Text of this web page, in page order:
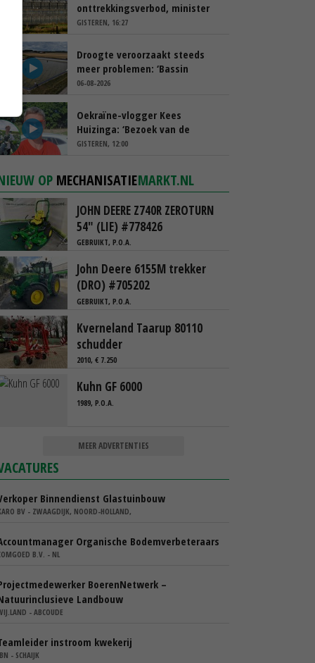
onttrekkingsverbod, minister
spreekt van ‘ondernemersrisico’
GISTEREN, 16:27
Droogte veroorzaakt steeds
meer problemen: ‘Bassin
afgelopen week al leeg’
06-08-2026
Oekraïne-vlogger Kees
Huizinga: ‘Bezoek van de
ambassade mag zelf groente
GISTEREN, 12:00
OP MECHANISATIEMARKT.NL
JOHN DEERE Z740R ZEROTURN
54" (LIE) #778426
GEBRUIKT, P.O.A.
John Deere 6155M trekker
(DRO) #705202
GEBRUIKT, P.O.A.
Kverneland Taarup 80110
schudder
2010, € 7.250
Kuhn GF 6000
1989, P.O.A.
MEER ADVERTENTIES
Binnendienst Glastuinbouw
BV - ZWAAGDIJK, NOORD-HOLLAND,
Organische Bodemverbeteraars
B.V. - NL
BoerenNetwerk –
Landbouw
- ABCOUDE
instroom kwekerij
- SCHAIJK